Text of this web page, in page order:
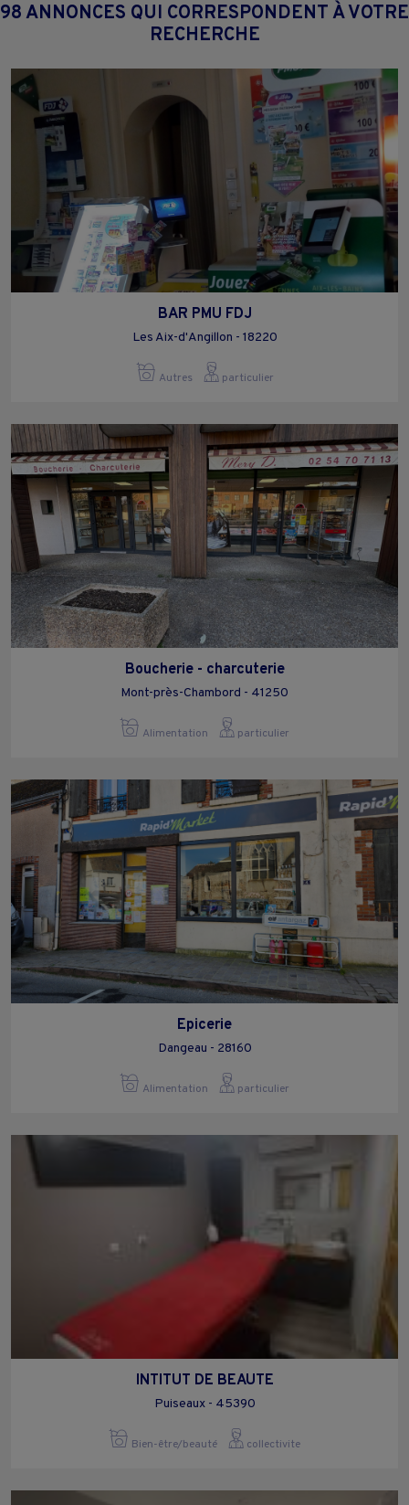
98 ANNONCES QUI CORRESPONDENT À VOTRE
RECHERCHE
BAR PMU FDJ
Les Aix-d'Angillon - 18220
Autres particulier
Boucherie - charcuterie
Mont-près-Chambord - 41250
Alimentation particulier
Epicerie
Dangeau - 28160
Alimentation particulier
INTITUT DE BEAUTE
Puiseaux - 45390
Bien-être/beauté collectivite